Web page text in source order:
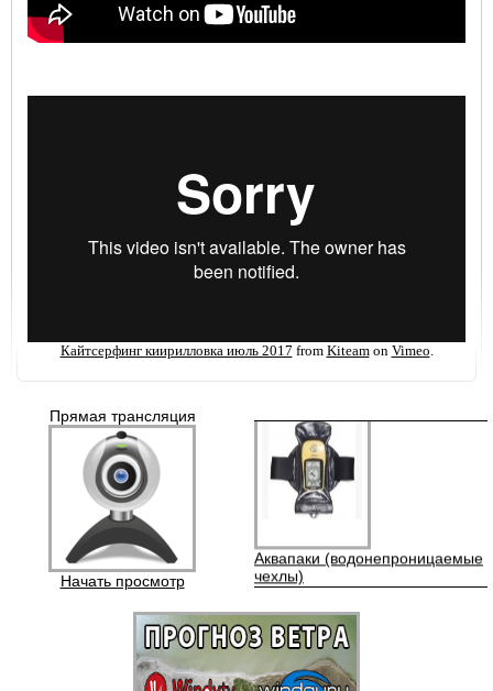
Кайтсерфинг киирилловка июль 2017 from Kiteamon Vimeo
Прямая трансляция
Начать просмотр
Спортивные очки Seaspecs
Коллекция гидрокостюмов Neil
Pryde
Аквапаки (водонепроницаемые
чехлы)
Бордшорты Quik Silver